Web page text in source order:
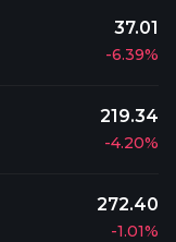
37.01
-6.39%
219.34
-4.20%
272.40
-1.01%